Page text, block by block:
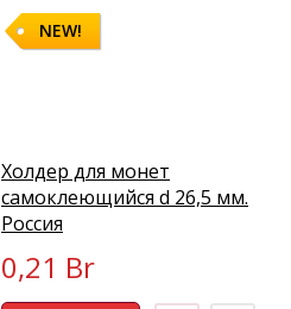
NEW!
Холдер для монет
самоклеющийся d 26,5 мм.
Россия
0,21 Br